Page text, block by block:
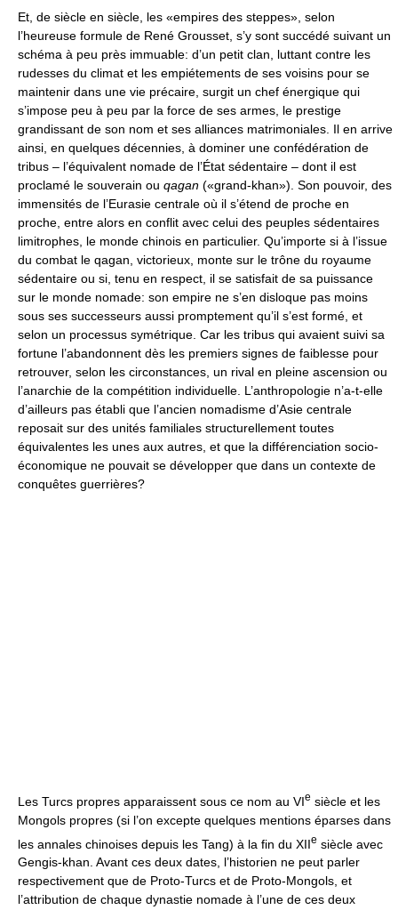
Et, de siècle en siècle, les «empires des steppes», selon
l’heureuse formule de René Grousset, s’y sont succédé suivant un
schéma à peu près immuable: d’un petit clan, luttant contre les
rudesses du climat et les empiétements de ses voisins pour se
maintenir dans une vie précaire, surgit un chef énergique qui
s’impose peu à peu par la force de ses armes, le prestige
grandissant de son nom et ses alliances matrimoniales. Il en arrive
ainsi, en quelques décennies, à dominer une confédération de
tribus – l’équivalent nomade de l’État sédentaire – dont il est
proclamé le souverain ou qagan («grand-khan»). Son pouvoir, des
immensités de l’Eurasie centrale où il s’étend de proche en
proche, entre alors en conflit avec celui des peuples sédentaires
limitrophes, le monde chinois en particulier. Qu’importe si à l’issue
du combat le qagan, victorieux, monte sur le trône du royaume
sédentaire ou si, tenu en respect, il se satisfait de sa puissance
sur le monde nomade: son empire ne s’en disloque pas moins
sous ses successeurs aussi promptement qu’il s’est formé, et
selon un processus symétrique. Car les tribus qui avaient suivi sa
fortune l’abandonnent dès les premiers signes de faiblesse pour
retrouver, selon les circonstances, un rival en pleine ascension ou
l’anarchie de la compétition individuelle. L’anthropologie n’a-t-elle
d’ailleurs pas établi que l’ancien nomadisme d’Asie centrale
reposait sur des unités familiales structurellement toutes
équivalentes les unes aux autres, et que la différenciation socio-
économique ne pouvait se développer que dans un contexte de
conquêtes guerrières?
Les Turcs propres apparaissent sous ce nom au VIe siècle et les
Mongols propres (si l’on excepte quelques mentions éparses dans
les annales chinoises depuis les Tang) à la fin du XIIe siècle avec
Gengis-khan. Avant ces deux dates, l’historien ne peut parler
respectivement que de Proto-Turcs et de Proto-Mongols, et
l’attribution de chaque dynastie nomade à l’une de ces deux